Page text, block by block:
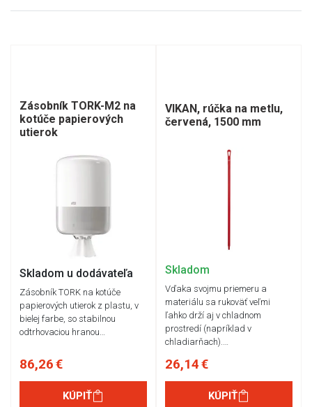
Zásobník TORK-M2 na
kotúče papierových
utierok
Skladom u dodávateľa
Zásobník TORK na kotúče
papierových utierok z plastu, v
bielej farbe, so stabilnou
odtrhovaciou hranou…
86,26 €
KÚPIŤ
VIKAN, rúčka na metlu,
červená, 1500 mm
Skladom
Vďaka svojmu priemeru a
materiálu sa rukoväť veľmi
ľahko drží aj v chladnom
prostredí (napríklad v
chladiarňach).…
26,14 €
KÚPIŤ